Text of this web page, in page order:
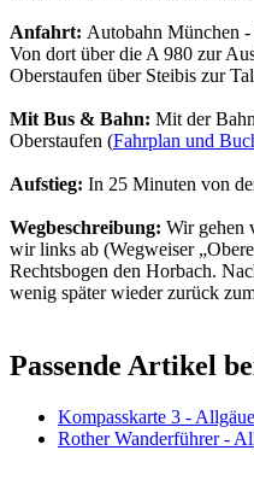
Anfahrt: Autobahn München
Von dort über die A 980 zur
Oberstaufen über Steibis zur
Mit Bus & Bahn: Mit der
Oberstaufen (Fahrplan und
Aufstieg: In 25 Minuten von
Wegbeschreibung: Wir gehen
wir links ab (Wegweiser
Rechtsbogen den Horbach.
wenig später wieder zurück
Passende Artikel
Kompasskarte 3 -
Rother Wanderführer -